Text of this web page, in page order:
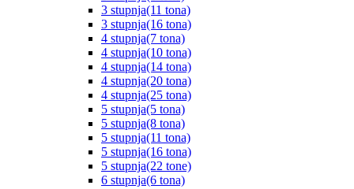
3 stupnja(11 tona)
3 stupnja(16 tona)
4 stupnja(7 tona)
4 stupnja(10 tona)
4 stupnja(14 tona)
4 stupnja(20 tona)
4 stupnja(25 tona)
5 stupnja(5 tona)
5 stupnja(8 tona)
5 stupnja(11 tona)
5 stupnja(16 tona)
5 stupnja(22 tone)
6 stupnja(6 tona)